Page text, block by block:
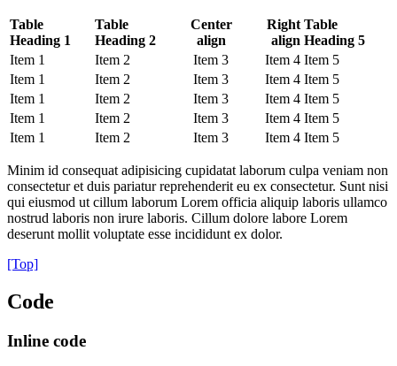
Table
Heading 1
Table
Heading 2
Center
align
Right
align
Table
Heading 5
Item 1
Item 2 Item 3 Item 4 Item 5
Item 1
Item 2 Item 3 Item 4 Item 5
Item 1
Item 2 Item 3 Item 4 Item 5
Item 1
Item 2 Item 3 Item 4 Item 5
Item 1
Item 2 Item 3 Item 4 Item 5
Minim id consequat adipisicing cupidatat laborum culpa veniam non
consectetur et duis pariatur reprehenderit eu ex consectetur. Sunt nisi
qui eiusmod ut cillum laborum Lorem officia aliquip laboris ullamco
nostrud laboris non irure laboris. Cillum dolore labore Lorem
deserunt mollit voluptate esse incididunt ex dolor.
[Top]
Code
Inline code